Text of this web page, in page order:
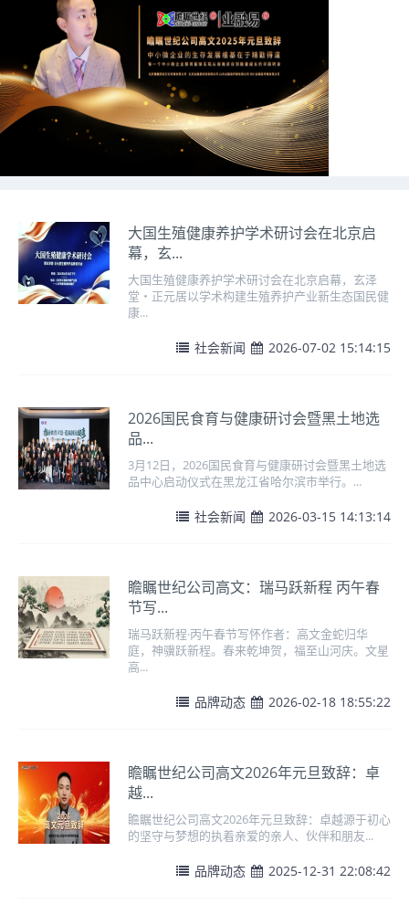
大国生殖健康养护学术研讨会在北京启
幕，玄...
大国生殖健康养护学术研讨会在北京启幕，玄泽
堂・正元居以学术构建生殖养护产业新生态国民健
康...
社会新闻 2026-07-02 15:14:15
2026国民食育与健康研讨会暨黑土地选
品...
3月12日，2026国民食育与健康研讨会暨黑土地选
品中心启动仪式在黑龙江省哈尔滨市举行。...
社会新闻 2026-03-15 14:13:14
瞻瞩世纪公司高文：瑞马跃新程 丙午春
节写...
瑞马跃新程·丙午春节写怀作者：高文金蛇归华
庭，神骥跃新程。春来乾坤贺，福至山河庆。文星
高...
品牌动态 2026-02-18 18:55:22
瞻瞩世纪公司高文2026年元旦致辞：卓
越...
瞻瞩世纪公司高文2026年元旦致辞：卓越源于初心
的坚守与梦想的执着亲爱的亲人、伙伴和朋友...
品牌动态 2025-12-31 22:08:42